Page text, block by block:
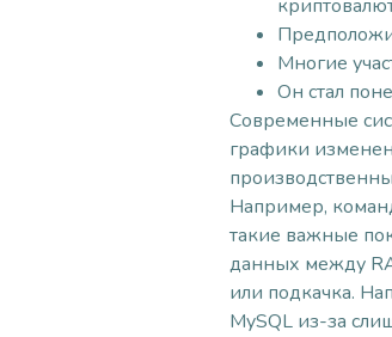
Многие
Он стал
Современные
графики
Например,
такие важные
данных между
или подкачка.
MySQL из-за